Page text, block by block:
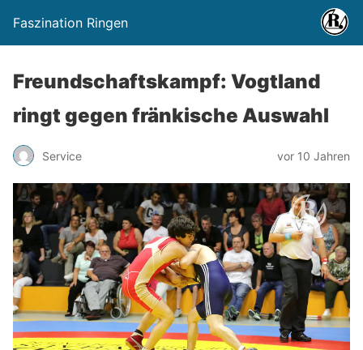
Faszination Ringen
Freundschaftskampf: Vogtland
ringt gegen fränkische Auswahl
Service vor 10 Jahren